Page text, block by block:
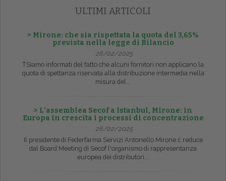
ULTIMI ARTICOLI
> Mirone: che sia rispettata la quota del 3,65%
prevista nella legge di Bilancio
26/02/2025
ŤSiamo informati del fatto che alcuni fornitori non applicano la
quota di spettanza riservata alla distribuzione intermedia nella
misura del...
> L’assemblea Secof a Istanbul, Mirone: in
Europa in crescita i processi di concentrazione
26/02/2025
Il presidente di Federfarma Servizi Antonello Mirone č reduce
dal Board Meeting di Secof l'organismo di rappresentanza
europea dei distributori...